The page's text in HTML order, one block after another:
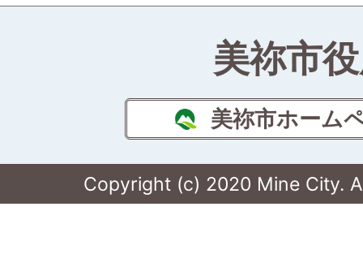
美祢市
美祢市ホーム
Copyright (c) 2020 Mine City.